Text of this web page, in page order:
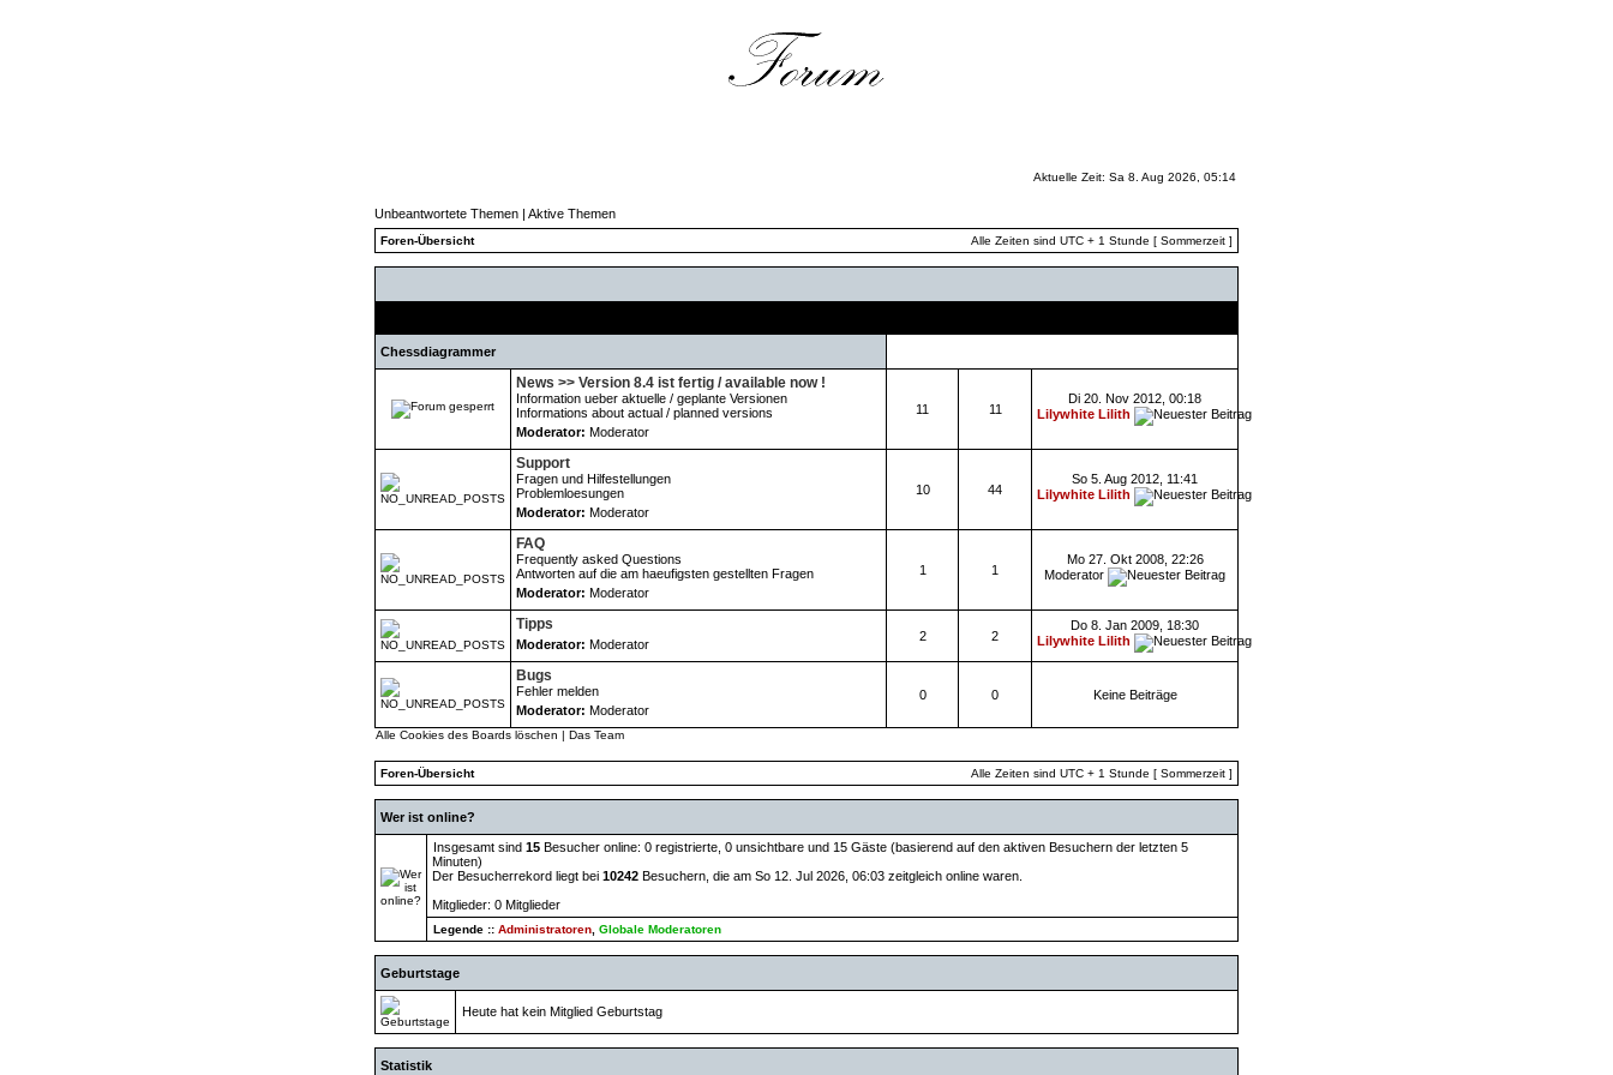
Aktuelle Zeit: Sa 8. Aug 2026, 05:14
Unbeantwortete Themen | Aktive Themen
Foren-Übersicht Alle Zeiten sind UTC + 1 Stunde [ Sommerzeit ]
Chessdiagrammer
News >> Version 8.4 ist fertig / available now !
Information ueber aktuelle / geplante Versionen
Informations about actual / planned versions
Moderator: Moderator
11 11
Di 20. Nov 2012, 00:18
Lilywhite Lilith
Support
Fragen und Hilfestellungen
Problemloesungen
Moderator: Moderator
10 44
So 5. Aug 2012, 11:41
Lilywhite Lilith
FAQ
Frequently asked Questions
Antworten auf die am haeufigsten gestellten Fragen
Moderator: Moderator
1 1
Mo 27. Okt 2008, 22:26
Moderator
Tipps
Moderator: Moderator
2 2
Do 8. Jan 2009, 18:30
Lilywhite Lilith
Bugs
Fehler melden
Moderator: Moderator
0 0 Keine Beiträge
Alle Cookies des Boards löschen | Das Team
Foren-Übersicht Alle Zeiten sind UTC + 1 Stunde [ Sommerzeit ]
Wer ist online?
Insgesamt sind 15 Besucher online: 0 registrierte, 0 unsichtbare und 15 Gäste (basierend auf den aktiven Besuchern der letzten 5
Minuten)
Der Besucherrekord liegt bei 10242 Besuchern, die am So 12. Jul 2026, 06:03 zeitgleich online waren.
Mitglieder: 0 Mitglieder
Legende :: Administratoren Globale Moderatoren
Geburtstage
Heute hat kein Mitglied Geburtstag
Statistik